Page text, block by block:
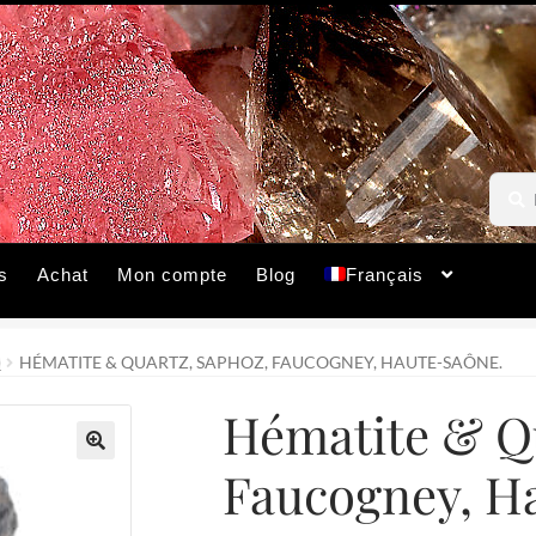
pour :
Achat Mon compte Blog Français
HÉMATITE & QUARTZ, SAPHOZ, FAUCOGNEY, HAUTE-SAÔNE.
Hématite &
Faucogney,